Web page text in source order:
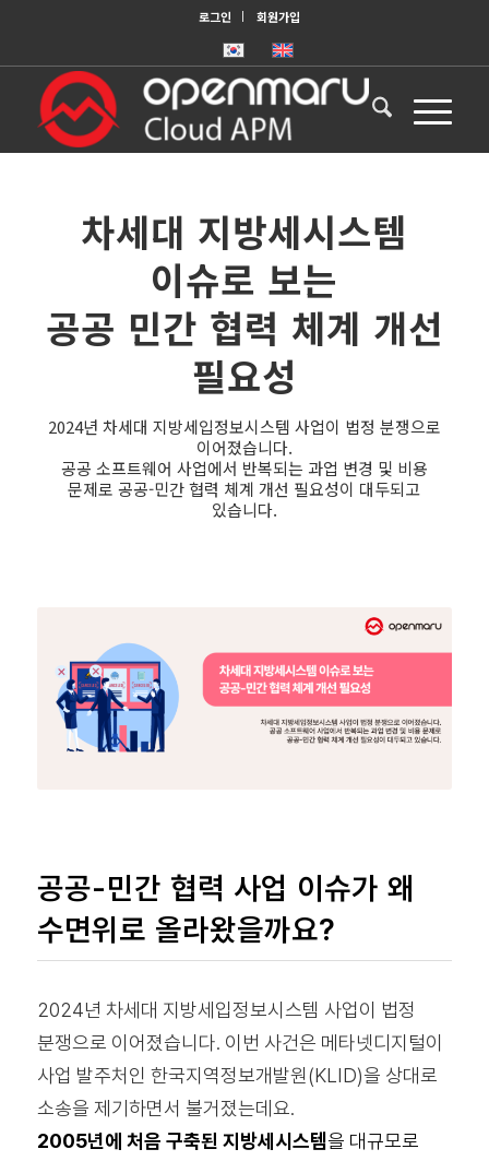
로그인 회원가입
차세대 지방세시스템
이슈로 보는
공공 민간 협력 체계 개선
필요성
2024년 차세대 지방세입정보시스템 사업이 법정 분쟁으로
이어졌습니다.
공공 소프트웨어 사업에서 반복되는 과업 변경 및 비용
문제로 공공-민간 협력 체계 개선 필요성이 대두되고
있습니다.
공공-민간 협력 사업 이슈가 왜
수면위로 올라왔을까요?
2024년 차세대 지방세입정보시스템 사업이 법정
분쟁으로 이어졌습니다. 이번 사건은 메타넷디지털이
사업 발주처인 한국지역정보개발원(KLID)을 상대로
소송을 제기하면서 불거졌는데요.
2005년에 처음 구축된 지방세시스템을 대규모로